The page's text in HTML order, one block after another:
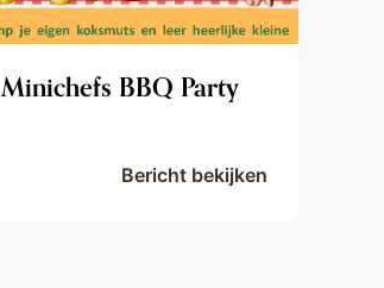
Minichefs BBQ Party
Bericht bekijken